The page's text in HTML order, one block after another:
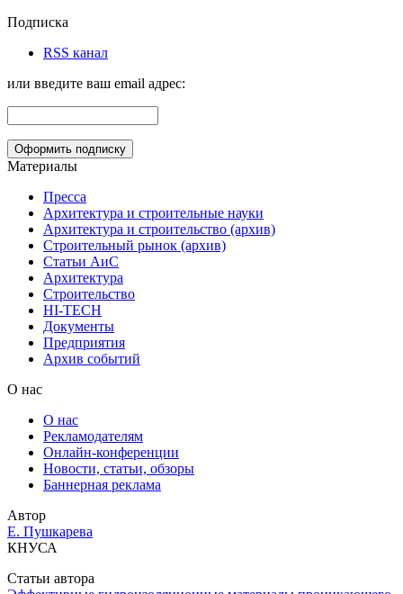
Подписка
RSS канал
или введите ваш email адрес:
Материалы
Пресса
Архитектура и строительные науки
Архитектура и строительство (архив)
Строительный рынок (архив)
Статьи АиС
Архитектура
Строительство
HI-TECH
Документы
Предприятия
Архив событий
О нас
О нас
Рекламодателям
Онлайн-конференции
Новости, статьи, обзоры
Баннерная реклама
Автор
Е. Пушкарева
КНУСА
Статьи автора